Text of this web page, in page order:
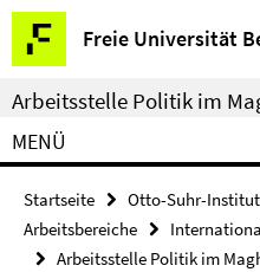
Springe
direkt
zu
Inhalt
Freie Universität
Service-
Navigation
Arbeitsstelle Politik im
MENÜ
Startseite
Otto-Suhr-
Arbeitsbereiche
Arbeitsstelle Politik im